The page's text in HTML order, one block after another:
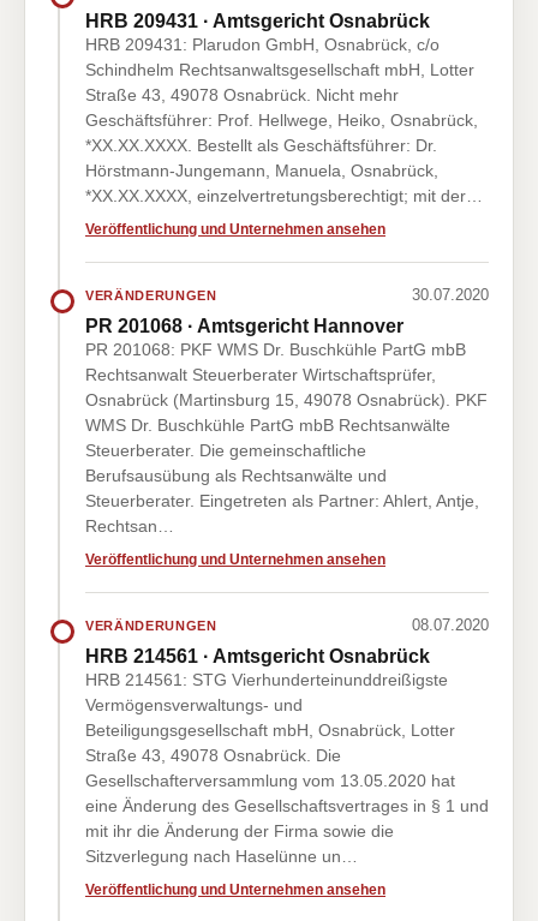
HRB 209431 · Amtsgericht Osnabrück
HRB 209431: Plarudon GmbH, Osnabrück, c/o
Schindhelm Rechtsanwaltsgesellschaft mbH, Lotter
Straße 43, 49078 Osnabrück. Nicht mehr
Geschäftsführer: Prof. Hellwege, Heiko, Osnabrück,
*XX.XX.XXXX. Bestellt als Geschäftsführer: Dr.
Hörstmann-Jungemann, Manuela, Osnabrück,
*XX.XX.XXXX, einzelvertretungsberechtigt; mit der…
Veröffentlichung und Unternehmen ansehen
VERÄNDERUNGEN 30.07.2020
PR 201068 · Amtsgericht Hannover
PR 201068: PKF WMS Dr. Buschkühle PartG mbB
Rechtsanwalt Steuerberater Wirtschaftsprüfer,
Osnabrück (Martinsburg 15, 49078 Osnabrück). PKF
WMS Dr. Buschkühle PartG mbB Rechtsanwälte
Steuerberater. Die gemeinschaftliche
Berufsausübung als Rechtsanwälte und
Steuerberater. Eingetreten als Partner: Ahlert, Antje,
Rechtsan…
Veröffentlichung und Unternehmen ansehen
VERÄNDERUNGEN 08.07.2020
HRB 214561 · Amtsgericht Osnabrück
HRB 214561: STG Vierhunderteinunddreißigste
Vermögensverwaltungs- und
Beteiligungsgesellschaft mbH, Osnabrück, Lotter
Straße 43, 49078 Osnabrück. Die
Gesellschafterversammlung vom 13.05.2020 hat
eine Änderung des Gesellschaftsvertrages in § 1 und
mit ihr die Änderung der Firma sowie die
Sitzverlegung nach Haselünne un…
Veröffentlichung und Unternehmen ansehen